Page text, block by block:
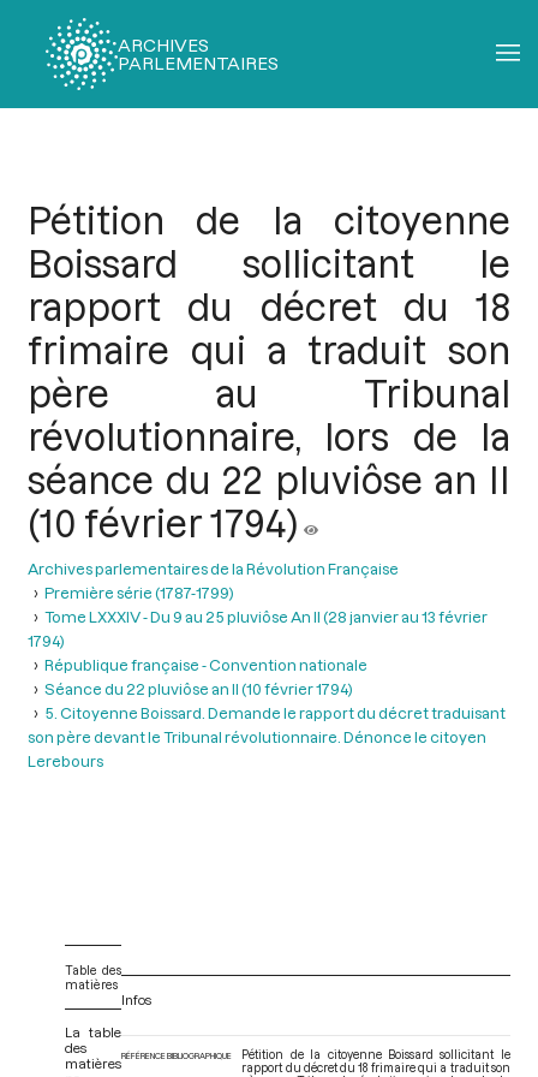
ARCHIVES
PARLEMENTAIRES
Pétition de la citoyenne
Boissard sollicitant le
rapport du décret du 18
frimaire qui a traduit son
père au Tribunal
révolutionnaire, lors de la
séance du 22 pluviôse an II
(10 février 1794)
Archives parlementaires de la Révolution Française
Première série (1787-1799)
Tome LXXXIV - Du 9 au 25 pluviôse An II (28 janvier au 13 février
1794)
République française - Convention nationale
Séance du 22 pluviôse an II (10 février 1794)
5. Citoyenne Boissard. Demande le rapport du décret traduisant
son père devant le Tribunal révolutionnaire. Dénonce le citoyen
Lerebours
Table des
matières
La table
des
matières
Infos
RÉFÉRENCE BIBLIOGRAPHIQUE
Pétition de la citoyenne Boissard sollicitant le
rapport du décret du 18 frimaire qui a traduit son